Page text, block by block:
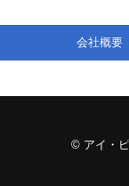
© アイ・
会社概要